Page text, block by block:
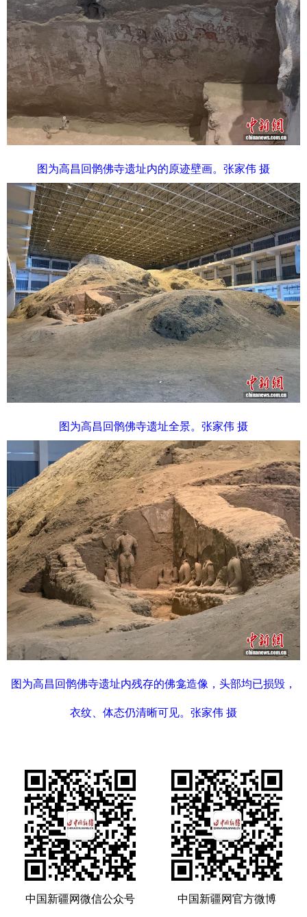
图为高昌回鹘佛寺遗址内的原迹壁画。张家伟 摄
图为高昌回鹘佛寺遗址全景。张家伟 摄
图为高昌回鹘佛寺遗址内残存的佛龛造像，头部均已损毁，
衣纹、体态仍清晰可见。张家伟 摄
中国新疆网微信公众号 中国新疆网官方微博